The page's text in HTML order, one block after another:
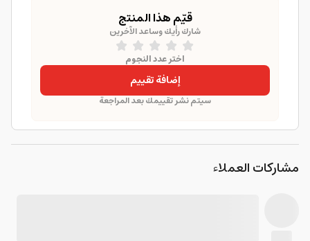
قيّم هذا المنتج
شارك رأيك وساعد الآخرين
اختر عدد النجوم
إضافة تقييم
سيتم نشر تقييمك بعد المراجعة
مشاركات العملاء